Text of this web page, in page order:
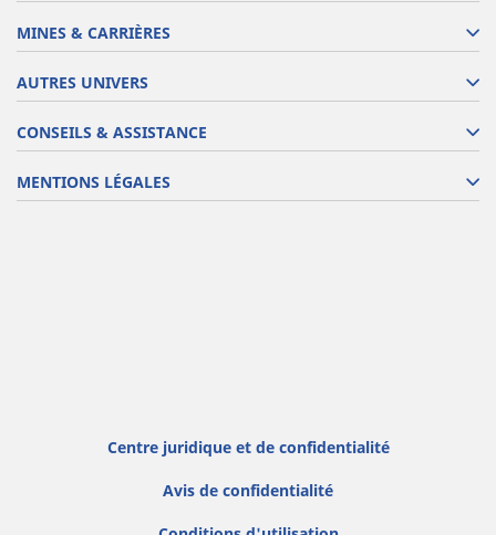
MINES & CARRIÈRES
AUTRES UNIVERS
CONSEILS & ASSISTANCE
MENTIONS LÉGALES
Centre juridique et de confidentialité
Avis de confidentialité